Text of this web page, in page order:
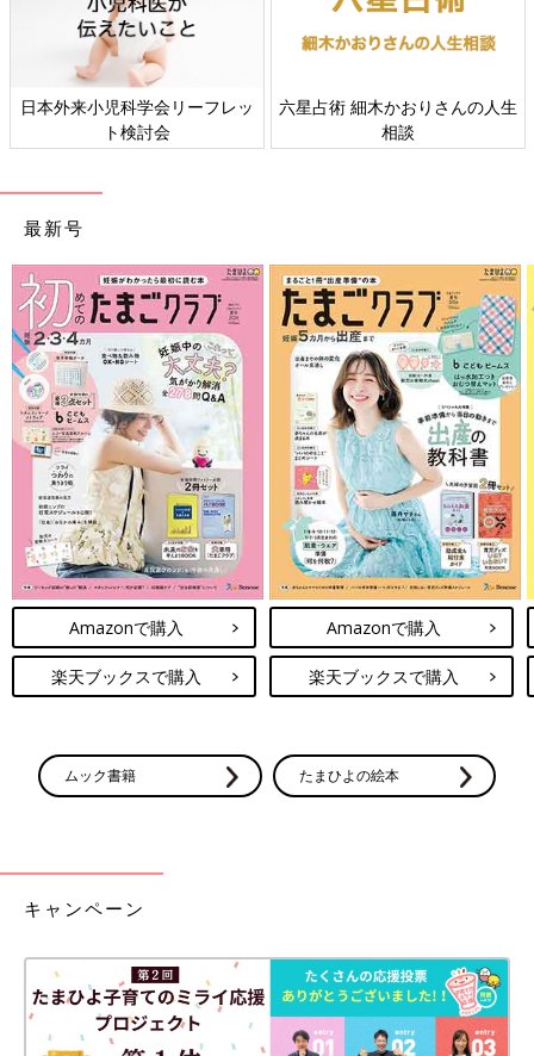
ー！”と、大声で喜んでしまいました。すると息子が
“え？ 運動会でお弁当ってあったっけ？”
目が点です。我が子が通う小学校は、ジジババも呼んで、家族み
んなで校庭でお弁当を食べる昭和スタイルです。
幼稚園時代も含めると、何回も経験しています。
毎回、母が早朝に起きて頑張って作ったお弁当の記憶がないと？
「高校生の息子が布マスクを洗うというので、洗濯ネットに入れ
そうしたら“このネットちょうどいい”と、取り出したのは私のブ
ラ専用ネット。
中学から男子校でその手の話に疎い。未だに伝えられずにいま
す」
「わかります！ 我が家の場合は夫です。
出張のたびに“速乾性があってサイズも丁度いい”と、言って、私
のブラ専用ネットに洗面道具を入れて持っていきます。
ポーチを買ってあげればいいのですが、めんどくさくて放置して
ます。
ブラ専用ネットを持ち歩くおっさん、やばいですよね」
家族というか、ペットのお話もありました。
「最近、初めてハムスターを飼いました。これがもう、仕草がか
わいくて、萌え死にしそうです。
かわいすぎて何時間でも見ていられて、出勤時間がギリギリにな
性）にも、ついついしゃあないと思ってしまいます。
子どもの躾に失敗したのに、ハムの躾にも失敗しております」
す。
ごく日常の小さなエピソードって、意外にツボにはまるんですよ
文／和兎 尊美
日本外来小児科学会リーフレッ
ト検討会
六星占術 細木かおりさんの人生
相談
最新号
Amazonで購入
楽天ブックスで購入
Amazonで購入
楽天ブックスで購入
ムック書籍 たまひよの絵本
キャンペーン